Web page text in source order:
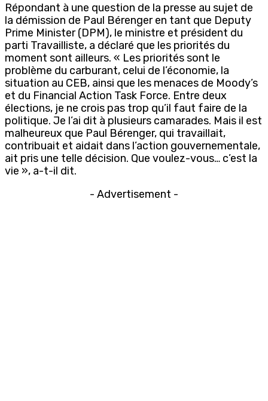
Répondant à une question de la presse au sujet de
la démission de Paul Bérenger en tant que Deputy
Prime Minister (DPM), le ministre et président du
parti Travailliste, a déclaré que les priorités du
moment sont ailleurs. « Les priorités sont le
problème du carburant, celui de l’économie, la
situation au CEB, ainsi que les menaces de Moody’s
et du Financial Action Task Force. Entre deux
élections, je ne crois pas trop qu’il faut faire de la
politique. Je l’ai dit à plusieurs camarades. Mais il est
malheureux que Paul Bérenger, qui travaillait,
contribuait et aidait dans l’action gouvernementale,
ait pris une telle décision. Que voulez-vous… c’est la
vie », a-t-il dit.
- Advertisement -